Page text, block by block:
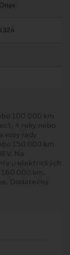
100 000 km
4 roky nebo
vozy řady
150 000 km
Na
u elektrických
000 km.
Dodatečný